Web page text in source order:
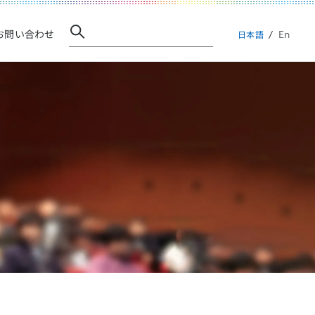
問い合わせ 日本語 En